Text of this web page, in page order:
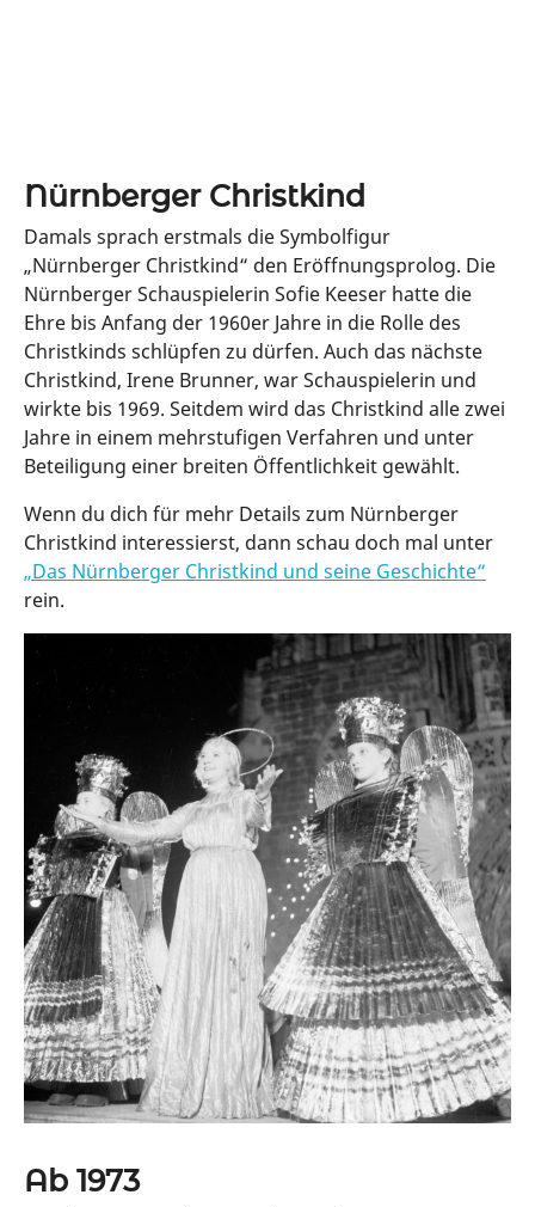
Nürnberger Christkind
Damals sprach erstmals die Symbolfigur
„Nürnberger Christkind“ den Eröffnungsprolog. Die
Nürnberger Schauspielerin Sofie Keeser hatte die
Ehre bis Anfang der 1960er Jahre in die Rolle des
Christkinds schlüpfen zu dürfen. Auch das nächste
Christkind, Irene Brunner, war Schauspielerin und
wirkte bis 1969. Seitdem wird das Christkind alle zwei
Jahre in einem mehrstufigen Verfahren und unter
Beteiligung einer breiten Öffentlichkeit gewählt.
Wenn du dich für mehr Details zum Nürnberger
Christkind interessierst, dann schau doch mal unter
„Das Nürnberger Christkind und seine Geschichte“
rein.
Ab 1973